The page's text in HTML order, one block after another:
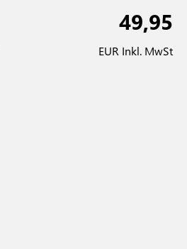
49,95
EUR Inkl. MwSt